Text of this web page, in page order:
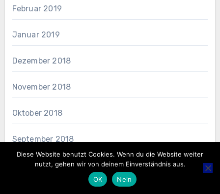
Februar 2019
Januar 2019
Dezember 2018
November 2018
Oktober 2018
September 2018
Juni 2018
Diese Website benutzt Cookies. Wenn du die Website weiter
nutzt, gehen wir von deinem Einverständnis aus.
OK
Nein